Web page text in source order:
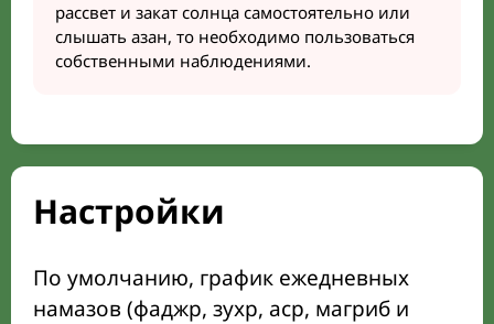
рассвет и закат солнца самостоятельно или
слышать азан, то необходимо пользоваться
собственными наблюдениями.
Настройки
По умолчанию, график ежедневных
намазов (фаджр, зухр, аср, магриб и